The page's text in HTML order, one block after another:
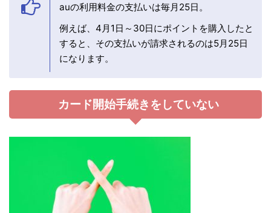
auの利用料金の支払いは毎月25日。
例えば、4月1日～30日にポイントを購入したと
すると、その支払いが請求されるのは5月25日
になります。
カード開始手続きをしていない